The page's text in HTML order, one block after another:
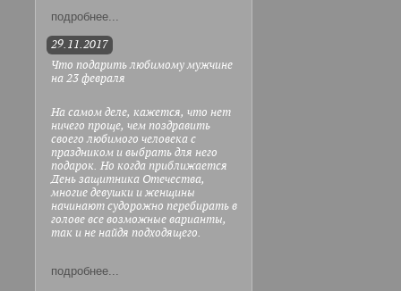
подробнее...
29.11.2017
Что подарить любимому мужчине
на 23 февраля
На самом деле, кажется, что нет
ничего проще, чем поздравить
своего любимого человека с
праздником и выбрать для него
подарок. Но когда приближается
День защитника Отечества,
многие девушки и женщины
начинают судорожно перебирать в
голове все возможные варианты,
так и не найдя подходящего.
подробнее...